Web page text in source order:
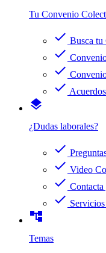
Tu Convenio
check Busca tu
check
check
check
layers
¿Dudas laborales?
check
check Video
check
check
account_tree
Temas